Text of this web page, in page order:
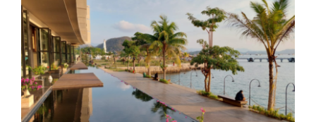
Perusahaan Jasa Konsultan
Manajemen dan Riset
Pemasaran di Pusaran Tahun
2026: Beradaptasi atau
Tertinggal